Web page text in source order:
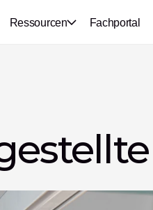
Ressourcen Fachportal